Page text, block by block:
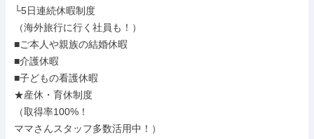
└5日連続休暇制度
（海外旅行に行く社員も！）
■ご本人や親族の結婚休暇
■介護休暇
■子どもの看護休暇
★産休・育休制度
（取得率100%！
ママさんスタッフ多数活用中！）